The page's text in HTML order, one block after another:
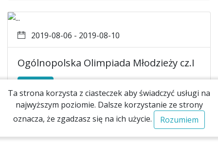
2019-08-06 - 2019-08-10
Ogólnopolska Olimpiada Młodzieży cz.I
2019 - 2026 © Copyright • Organizatorem regat jestPolski Związek
Ta strona korzysta z ciasteczek aby świadczyć usługi na
najwyższym poziomie. Dalsze korzystanie ze strony
oznacza, że zgadzasz się na ich użycie.
Rozumiem